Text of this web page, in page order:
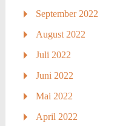
September 2022
August 2022
Juli 2022
Juni 2022
Mai 2022
April 2022